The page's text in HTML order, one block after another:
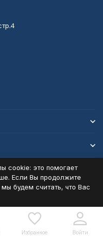
Избранное Войти
cookie: это помогает
Если Вы продолжите
будем считать, что Вас